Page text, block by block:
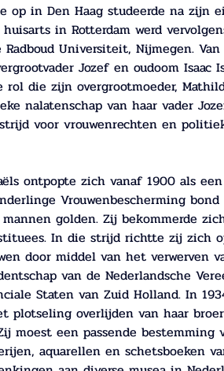
op in Den Haag studeerde na zijn
in Rotterdam werd
Radboud Universiteit, Nijmegen.
Jozef en oudoom Isaac
die zijn overgrootmoeder,
nalatenschap van haar vader
voor vrouwenrechten en
ontpopte zich vanaf 1900 als
Vrouwenbescherming
golden. Zij bekommerde
In die strijd richtte zij zich
door middel van het verwerven
van de Nederlandsche
Staten van Zuid Holland. In
plotseling overlijden van haar
moest een passende bestemming
aquarellen en schetsboeken